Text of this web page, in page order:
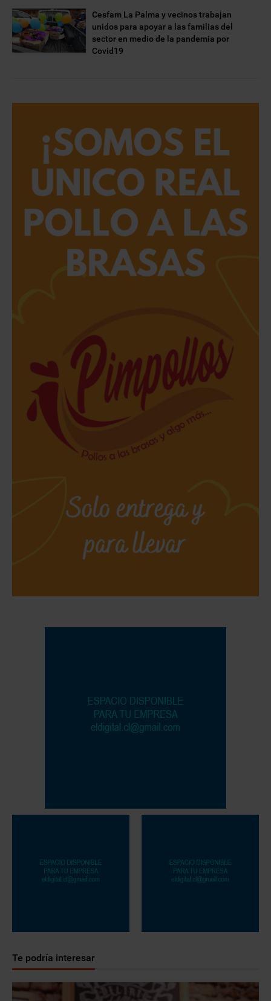
Cesfam La Palma y vecinos trabajan
unidos para apoyar a las familias del
sector en medio de la pandemia por
Covid19
Te podría interesar